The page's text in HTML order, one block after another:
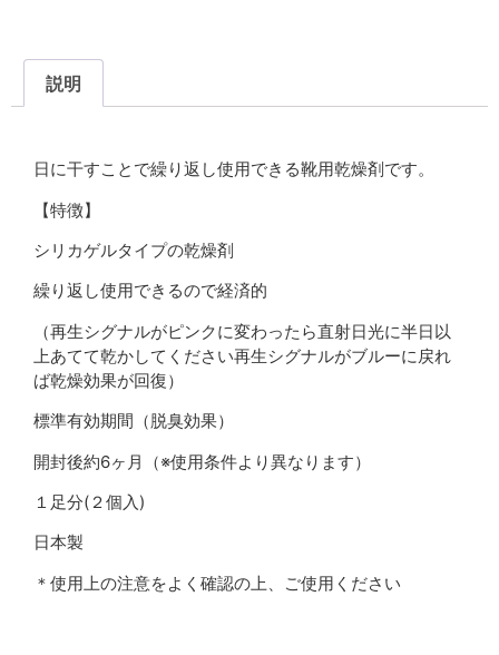
説明
日に干すことで繰り返し使用できる靴用乾燥剤です。
【特徴】
シリカゲルタイプの乾燥剤
繰り返し使用できるので経済的
（再生シグナルがピンクに変わったら直射日光に半日以
上あてて乾かしてください再生シグナルがブルーに戻れ
ば乾燥効果が回復）
標準有効期間（脱臭効果）
開封後約6ヶ月（※使用条件より異なります）
１足分(２個入)
日本製
＊使用上の注意をよく確認の上、ご使用ください